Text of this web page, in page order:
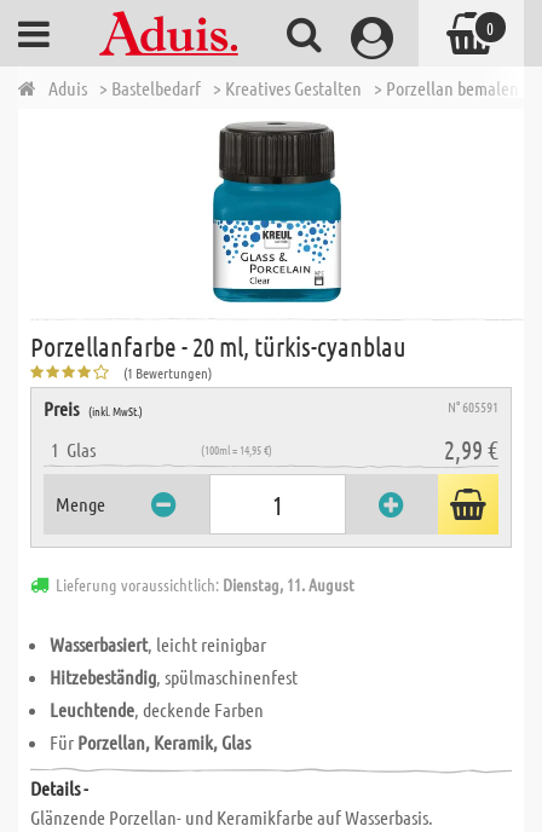
Aduis > Bastelbedarf > Kreatives Gestalten > Porzellan bemalen
Porzellanfarbe - 20 ml, türkis-cyanblau
(1 Bewertungen)
Preis (inkl. MwSt.) N° 605591
1 Glas (100ml = 14,95 €) 2,99 €
Menge
Lieferung voraussichtlich: Dienstag, 11. August
Wasserbasiert, leicht reinigbar
Hitzebeständig, spülmaschinenfest
Leuchtende, deckende Farben
Für Porzellan, Keramik, Glas
Details -
Glänzende Porzellan- und Keramikfarbe auf Wasserbasis.
0